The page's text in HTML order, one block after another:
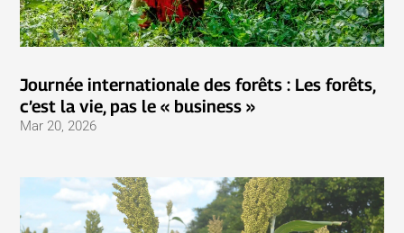
Journée internationale des forêts : Les forêts,
c’est la vie, pas le « business »
Mar 20, 2026